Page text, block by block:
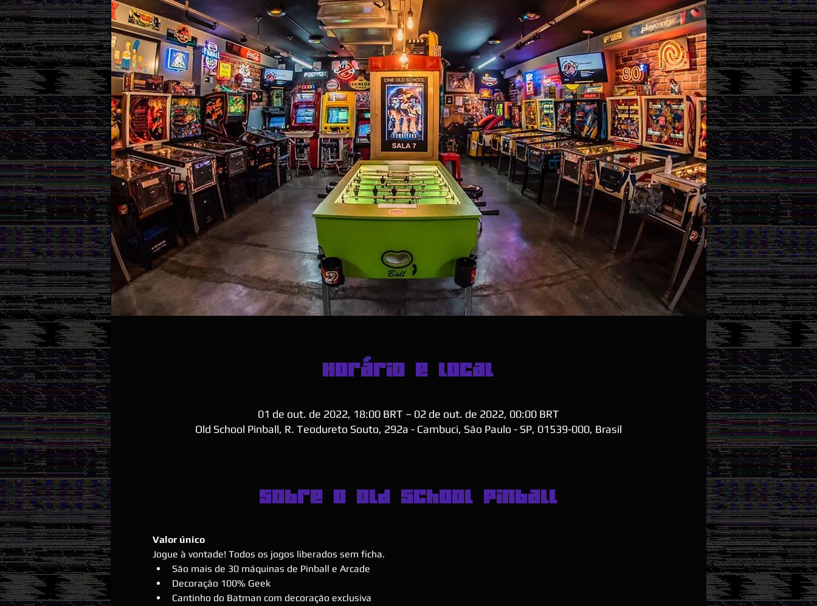
Horário e local
01 de out. de 2022, 18:00 BRT – 02 de out. de 2022, 00:00 BRT
Old School Pinball, R. Teodureto Souto, 292a - Cambuci, São Paulo - SP, 01539-000, Brasil
Sobre o Old School Pinball
Valor único
Jogue à vontade! Todos os jogos liberados sem ficha.
São mais de 30 máquinas de Pinball e Arcade
Decoração 100% Geek
Cantinho do Batman com decoração exclusiva